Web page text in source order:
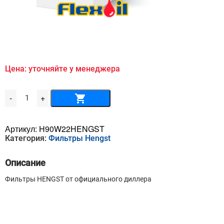
Цена: уточняйте у менеджера
- Количество
товара
Масляный
HENGST
-
H90W22HENGST
+
Артикул: H90W22HENGST
Категория: Фильтры Hengst
Описание
Фильтры HENGST от официального диллера